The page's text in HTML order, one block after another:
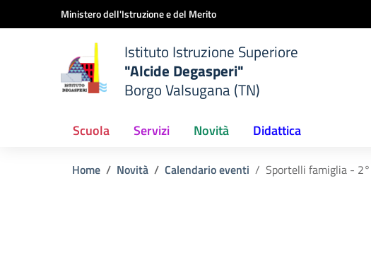
Vai ai contenuti
Vai al menu di navigazioneMinistero dell'Istruzione e del Merito
Istituto Istruzione Superiore
"Alcide Degasperi"
Borgo Valsugana (TN)
Scuola Servizi Novità Didattica
Home Novità Calendario eventi Sportelli famiglia -